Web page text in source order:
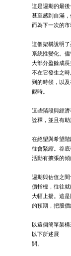
這是週期的最
甚至感到自滿
而為下一次的市
這個架構說明
系統性變化。
大部分盈餘成長
不在它發生之
到的時候，以
觀時。
這些階段與經
詮釋，並且有助
在絕望與希望
往會緊縮。谷
活動有擴張的傾
週期與估值之
價指標，往往
大幅上揚。這
的預期，把股價
以這個簡單架
以下所述展
開。